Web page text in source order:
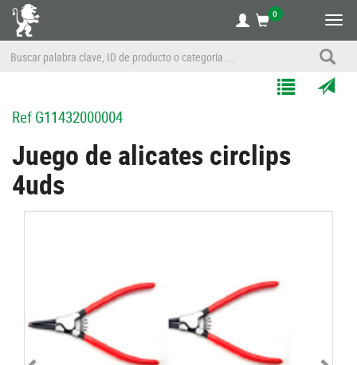
0
Listas
RefG11432000004
Juego de alicates circlips
4uds